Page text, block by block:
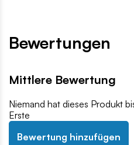
Bewertungen
Mittlere Bewertung
Niemand hat dieses Produkt
Erste
Bewertung hinzufügen